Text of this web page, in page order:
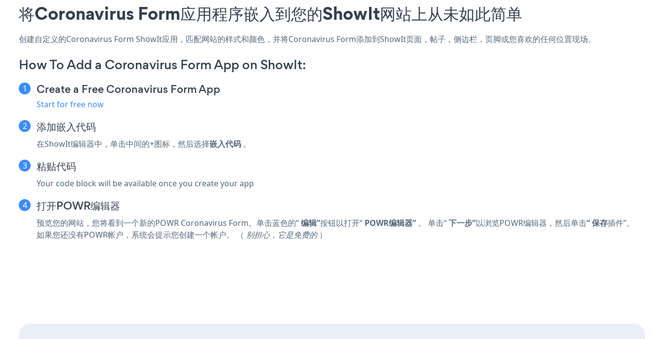
将Coronavirus Form应用程序嵌入到您的ShowIt网站上从未如此简单
创建自定义的Coronavirus Form ShowIt应用，匹配网站的样式和颜色，并将Coronavirus Form添加到ShowIt页面，帖子，侧边栏，页脚或您喜欢的任何位置现场。
How To Add a Coronavirus Form App on ShowIt:
Create a Free Coronavirus Form App
Start for free now
添加嵌入代码
在ShowIt编辑器中，单击中间的+图标，然后选择嵌入代码 。
粘贴代码
Your code block will be available once you create your app
打开POWR编辑器
预览您的网站，您将看到一个新的POWR Coronavirus Form。单击蓝色的“编辑”按钮以打开“ POWR编辑器” 。 单击“下一步”以浏览POWR编辑器，然后单击“保存插件”。
如果您还没有POWR帐户，系统会提示您创建一个帐户。 （ 别担心，它是免费的）